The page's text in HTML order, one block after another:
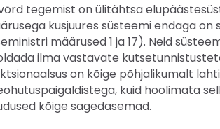
tegemist on ülitähtsa
kusjuures süsteemi endaga
määrused 1 ja 17). Neid
ilma vastavate
on kõige põhjalikumalt
kuid hoolimata
kõige sagedasemad.